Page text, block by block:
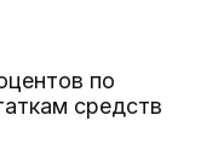
по
средств